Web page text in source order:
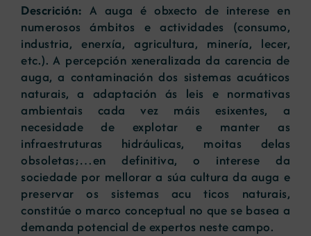
Descrición: A auga é obxecto de interese en
numerosos ámbitos e actividades (consumo,
industria, enerxía, agricultura, minería, lecer,
etc.). A percepción xeneralizada da carencia de
auga, a contaminación dos sistemas acuáticos
naturais, a adaptación ás leis e normativas
ambientais cada vez máis esixentes, a
necesidade de explotar e manter as
infraestruturas hidráulicas, moitas delas
obsoletas;…en definitiva, o interese da
sociedade por mellorar a súa cultura da auga e
preservar os sistemas acu ticos naturais,
constitúe o marco conceptual no que se basea a
demanda potencial de expertos neste campo.